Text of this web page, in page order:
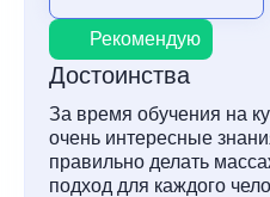
Рекомендую
Достоинства
За время обучения на
очень интересные
правильно делать
подход для каждого